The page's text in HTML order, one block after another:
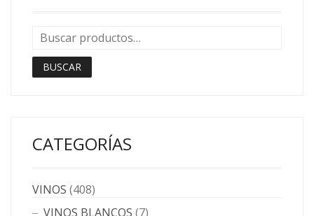
BUSCAR
CATEGORÍAS
VINOS (408)
VINOS BLANCOS (7)